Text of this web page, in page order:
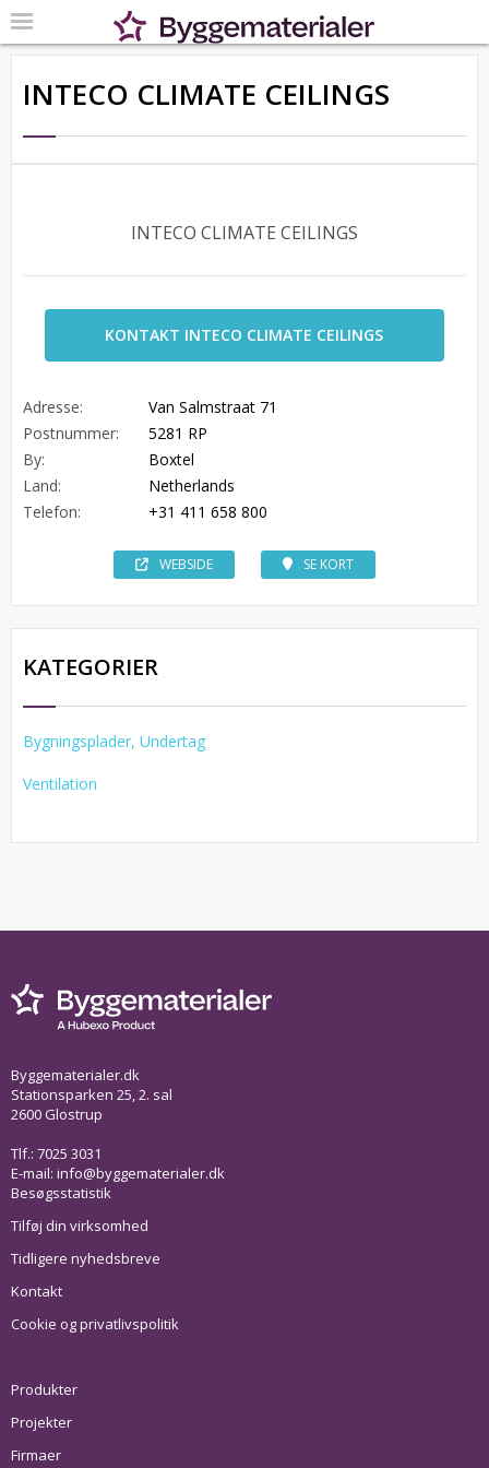
INTECO CLIMATE CEILINGS
INTECO CLIMATE CEILINGS
KONTAKT INTECO CLIMATE CEILINGS
Adresse:
Van Salmstraat 71
Postnummer:
5281 RP
By:
Boxtel
Land:
Netherlands
Telefon:
+31 411 658 800
WEBSIDE SE KORT
KATEGORIER
Bygningsplader, Undertag
Ventilation
Byggematerialer.dk
Stationsparken 25, 2. sal
2600 Glostrup
Tlf.: 7025 3031
E-mail: info@byggematerialer.dk
Besøgsstatistik
Tilføj din virksomhed
Tidligere nyhedsbreve
Kontakt
Cookie og privatlivspolitik
Produkter
Projekter
Firmaer